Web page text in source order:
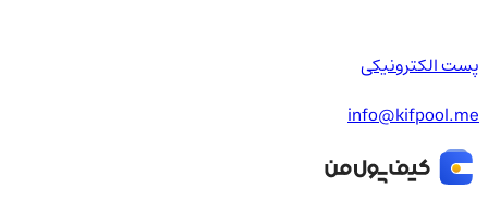
پست الکترونیکی
info@kifpool.me